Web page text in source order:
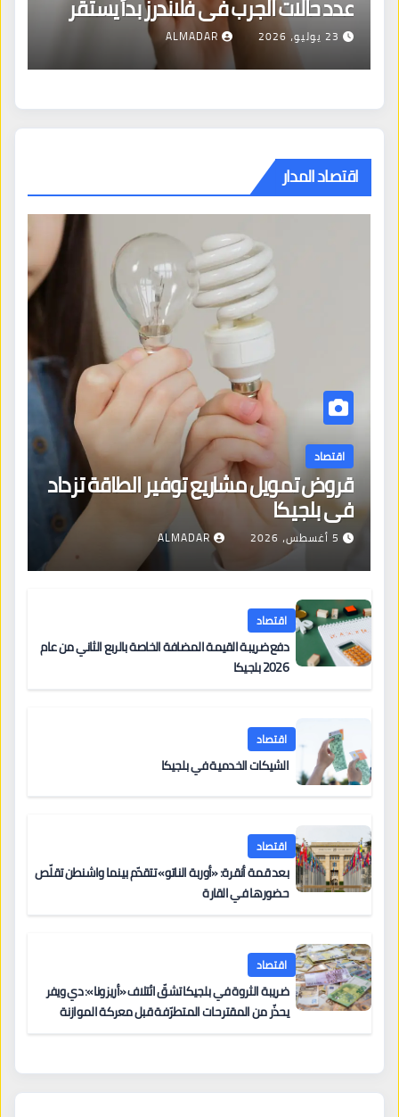
مع العقل
27 يوليو، 2026
فلاندرز بدأ يستقر
ALMADAR
اقتصاد المدار
اقتصاد
قروض تمويل مشاريع توفير الطاقة تزداد
في بلجيكا
5 أغسطس، 2026 ALMADAR
اقتصاد
دفع ضريبة القيمة المضافة الخاصة بالربع الثاني من عام
2026 بلجيكا
اقتصاد
الشيكات الخدمية في بلجيكا
اقتصاد
بعد قمة أنقرة: «أوربة الناتو» تتقدّم بينما واشنطن تقلّص
حضورها في القارة
اقتصاد
ضريبة الثروة في بلجيكا تشقّ ائتلاف «أريزونا»: دي ويفر
يحذّر من المقترحات المتطرّفة قبل معركة الموازنة